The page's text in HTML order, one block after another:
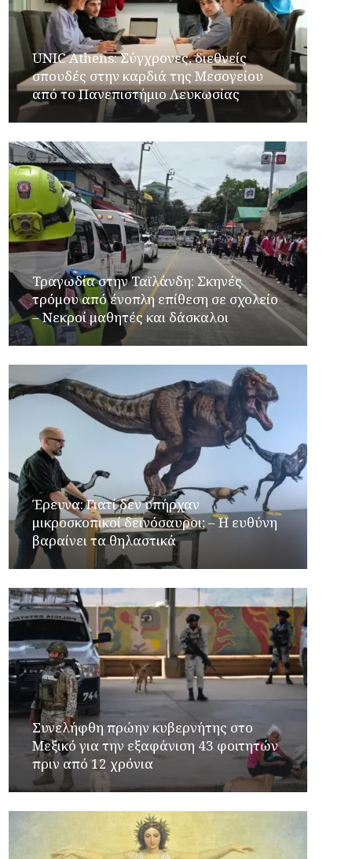
UNIC Athens: Σύγχρονες, διεθνείς
σπουδές στην καρδιά της Μεσογείου
από το Πανεπιστήμιο Λευκωσίας
Τραγωδία στην Ταϊλάνδη: Σκηνές
τρόμου από ένοπλη επίθεση σε σχολείο
– Νεκροί μαθητές και δάσκαλοι
Έρευνα: Γιατί δεν υπήρχαν
μικροσκοπικοί δεινόσαυροι; – Η ευθύνη
βαραίνει τα θηλαστικά
Συνελήφθη πρώην κυβερνήτης στο
Μεξικό για την εξαφάνιση 43 φοιτητών
πριν από 12 χρόνια